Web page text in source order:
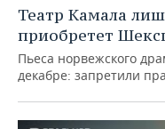
Театр Камала
приобретет
Пьеса норвежского
декабре: запретили